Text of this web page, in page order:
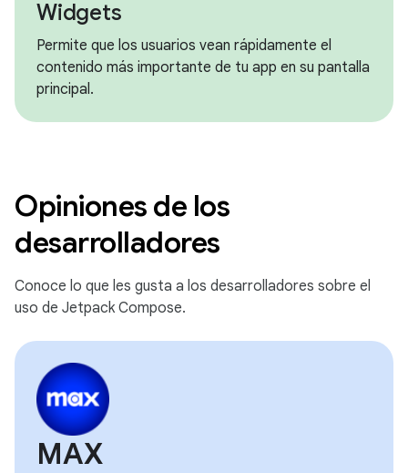
Widgets
Permite que los usuarios vean rápidamente el
contenido más importante de tu app en su pantalla
principal.
Opiniones de los
desarrolladores
Conoce lo que les gusta a los desarrolladores sobre el
uso de Jetpack Compose.
MAX